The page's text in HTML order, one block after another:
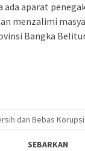
ada aparat
menzalimi
Bangka
dan Bebas Korupsi
SEBARKAN